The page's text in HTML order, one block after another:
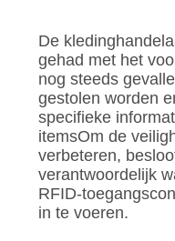
SITEMAP
De
gehad met het
nog steeds
gestolen worden
specifieke
itemsOm de
verbeteren,
verantwoordelijk
RFID-
in te voeren.